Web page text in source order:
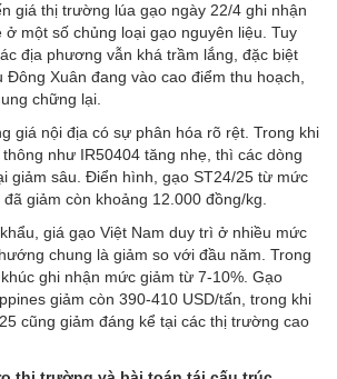
giá thị trường lúa gạo ngày 22/4 ghi nhận
một số chủng loại gạo nguyên liệu. Tuy
địa phương vẫn khá trầm lắng, đặc biệt
Đông Xuân đang vào cao điểm thu hoạch,
chững lại.
giá nội địa có sự phân hóa rõ rệt. Trong khi
như IR50404 tăng nhẹ, thì các dòng
giảm sâu. Điển hình, gạo ST24/25 từ mức
giảm còn khoảng 12.000 đồng/kg.
giá gạo Việt Nam duy trì ở nhiều mức
chung là giảm so với đầu năm. Trong
ghi nhận mức giảm từ 7-10%. Gạo
giảm còn 390-410 USD/tấn, trong khi
cũng giảm đáng kể tại các thị trường cao